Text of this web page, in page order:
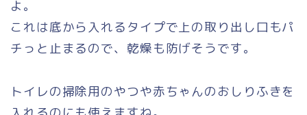
よ。
これは底から入れるタイプで上の取り出し口もパ
チっと止まるので、乾燥も防げそうです。
トイレの掃除用のやつや赤ちゃんのおしりふきを